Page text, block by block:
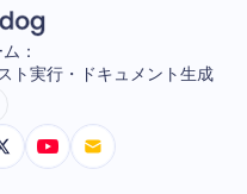
：
ト実行・ドキュメント生成